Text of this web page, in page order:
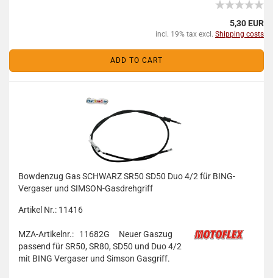
5,30 EUR
incl. 19% tax excl. Shipping costs
ADD TO CART
Bowdenzug Gas SCHWARZ SR50 SD50 Duo 4/2 für BING-
Vergaser und SIMSON-Gasdrehgriff
Artikel Nr.: 11416
MZA-Artikelnr.: 11682G
Neuer Gaszug
passend fürSR50, SR80, SD50 und Duo 4/2
mit BING Vergaser und Simson Gasgriff.